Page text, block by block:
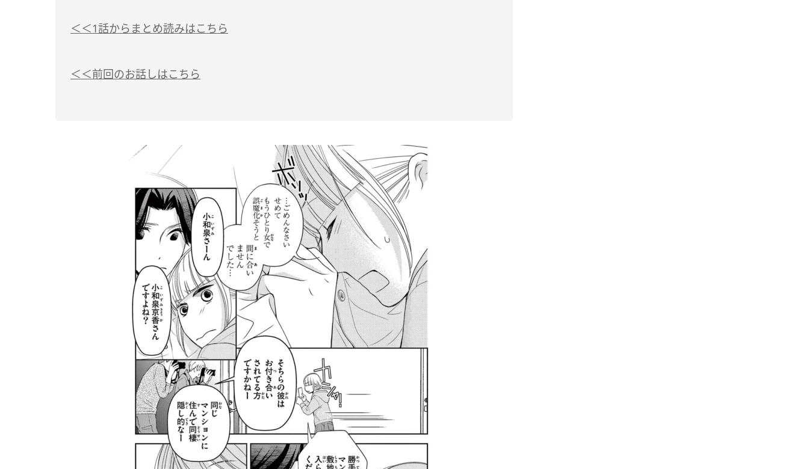
＜＜1話からまとめ読みはこちら
＜＜前回のお話しはこちら